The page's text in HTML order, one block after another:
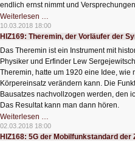
endlich ernst nimmt und
Weiterlesen …
Digitalisierung
–
Wunsch
Wirklichkeit
10.03.2018 18:00
HIZ169: Theremin, der Vorläufer der
Das Theremin ist ein Instrument mit
Physiker und Erfinder Lew
Theremin, hatte um 1920 eine Idee,
Körpereinsatz verändern kann. Die
Bausatzes nachvollzogen werden, den
Das Resultat kann man dann hören.
Weiterlesen …
Theremin,
der
Vorläufer
02.03.2018 18:00
HIZ168: 5G der Mobilfunkstandard der